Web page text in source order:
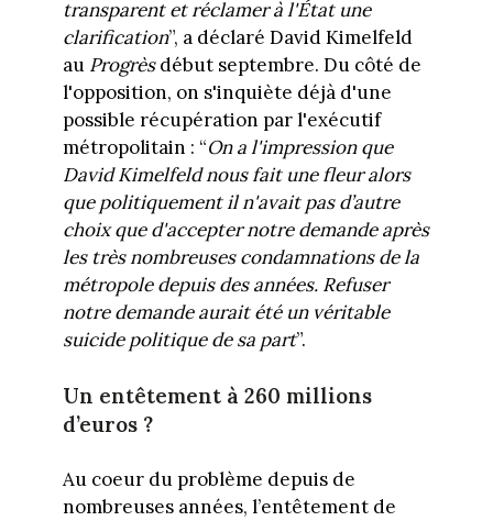
transparent et réclamer à l'État une
clarification”, a déclaré David Kimelfeld
au Progrèsdébut septembre. Du côté de
l'opposition, on s'inquiète déjà d'une
possible récupération par l'exécutif
métropolitain : “On a l'impression que
David Kimelfeld nous fait une fleur alors
que politiquement il n'avait pas d’autre
choix que d'accepter notre demande après
les très nombreuses condamnations de la
métropole depuis des années. Refuser
notre demande aurait été un véritable
suicide politique de sa part”.
Un entêtement à 260 millions
d’euros ?
Au coeur du problème depuis de
nombreuses années, l’entêtement de